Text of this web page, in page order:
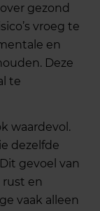
gezond
vroeg te
en
Deze
te
waardevol.
dezelfde
gevoel van
en
vaak alleen